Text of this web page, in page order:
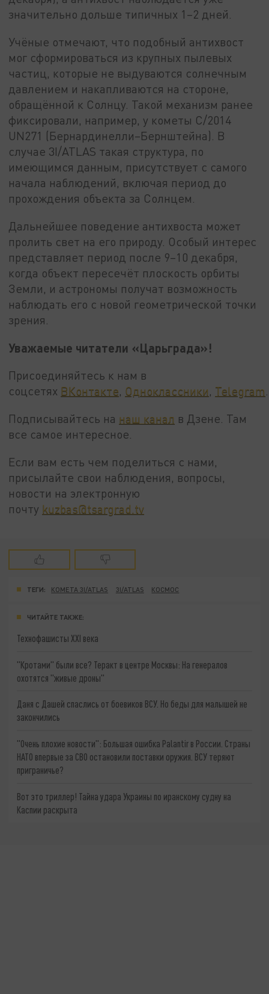
значительно дольше типичных 1–2 дней.
Учёные отмечают, что подобный антихвост
мог сформироваться из крупных пылевых
частиц, которые не выдуваются солнечным
давлением и накапливаются на стороне,
обращённой к Солнцу. Такой механизм ранее
фиксировали, например, у кометы C/2014
UN271 (Бернардинелли–Бернштейна). В
случае 3I/ATLAS такая структура, по
имеющимся данным, присутствует с самого
начала наблюдений, включая период до
прохождения объекта за Солнцем.
Дальнейшее поведение антихвоста может
пролить свет на его природу. Особый интерес
представляет период после 9–10 декабря,
когда объект пересечёт плоскость орбиты
Земли, и астрономы получат возможность
наблюдать его с новой геометрической точки
зрения.
Уважаемые читатели «Царьграда»!
Присоединяйтесь к нам в
соцсетях ВКонтакте, Одноклассники, Telegram
Подписывайтесь на наш канал в Дзене. Там
все самое интересное.
Если вам есть чем поделиться с нами,
присылайте свои наблюдения, вопросы,
новости на электронную
почту kuzbas@tsargrad.tv
ТЕГИ: КОМЕТА 3I/ATLAS 3I/ATLAS КОСМОС
ЧИТАЙТЕ ТАКЖЕ:
Технофашисты XXI века
"Кротами" были все? Теракт в центре Москвы: На генералов
охотятся "живые дроны"
Даня с Дашей спаслись от боевиков ВСУ. Но беды для малышей не
закончились
"Очень плохие новости": Большая ошибка Palantir в России. Страны
НАТО впервые за СВО остановили поставки оружия. ВСУ теряют
приграничье?
Вот это триллер! Тайна удара Украины по иранскому судну на
Каспии раскрыта